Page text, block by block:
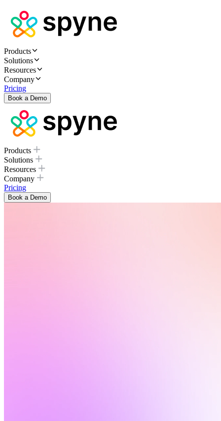
Products
Solutions
Resources
Company
Pricing
Book a Demo
Products
Solutions
Resources
Company
Pricing
Book a Demo